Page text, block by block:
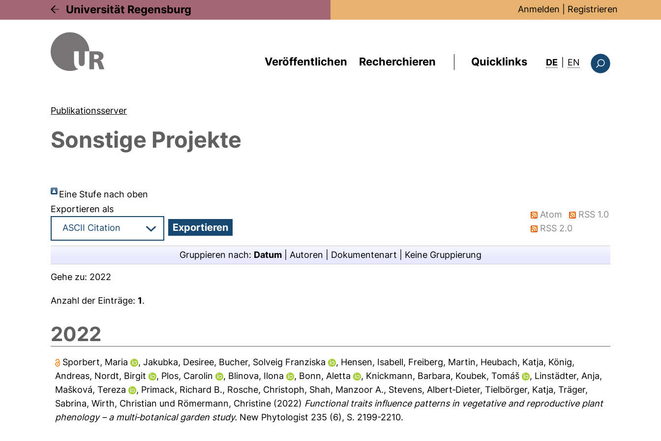
Universität Regensburg Anmelden Registrieren
Veröffentlichen Recherchieren Quicklinks DE EN : this page in
Publikationsserver
Sonstige Projekte
Eine Stufe nach oben
Exportieren als
Atom
RSS 1.0
RSS 2.0
Gruppieren nach: Datum Autoren Dokumentenart Keine Gruppierung
Gehe zu: 2022
Anzahl der Einträge:1.
2022
Sporbert, Maria ,Jakubka, Desiree, Bucher, Solveig Franziska , Hensen, Isabell, Freiberg, Martin, Heubach, Katja, König,
Andreas, Nordt, Birgit , Plos, Carolin , Blinova, Ilona , Bonn, Aletta , Knickmann, Barbara, Koubek, Tomáš , Linstädter, Anja,
Mašková, Tereza
, Primack, Richard B., Rosche, Christoph, Shah, Manzoor A., Stevens, Albert‐Dieter,Tielbörger, Katja,Träger,
Sabrina,Wirth, Christian und Römermann, Christine (2022) Functional traits influence patterns in vegetative and reproductive plant
phenology – a multi‐botanical garden study. New Phytologist 235 (6), S. 2199-2210.